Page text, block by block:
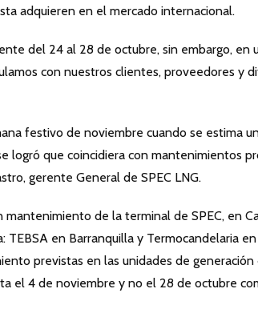
adquieren en el mercado internacional.
del 24 al 28 de octubre, sin embargo, en
con nuestros clientes, proveedores y
festivo de noviembre cuando se estima
logró que coincidiera con mantenimientos
gerente General de SPEC LNG.
de la terminal de SPEC, en
en Barranquilla y Termocandelaria
previstas en las unidades de generación
el 4 de noviembre y no el 28 de octubre